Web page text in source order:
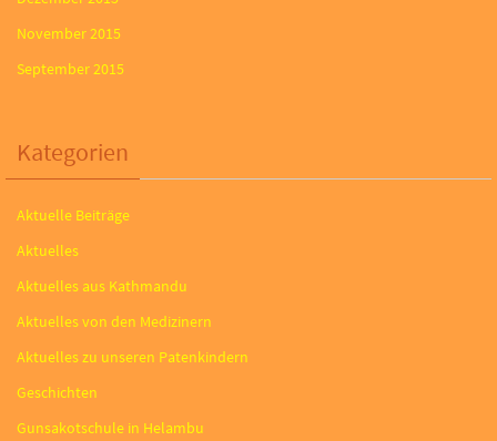
November 2015
September 2015
Kategorien
Aktuelle Beiträge
Aktuelles
Aktuelles aus Kathmandu
Aktuelles von den Medizinern
Aktuelles zu unseren Patenkindern
Geschichten
Gunsakotschule in Helambu